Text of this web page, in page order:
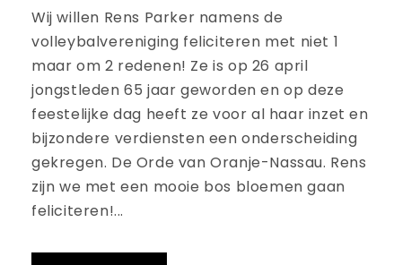
Wij willen Rens Parker namens de
volleybalvereniging feliciteren met niet 1
maar om 2 redenen! Ze is op 26 april
jongstleden 65 jaar geworden en op deze
feestelijke dag heeft ze voor al haar inzet en
bijzondere verdiensten een onderscheiding
gekregen. De Orde van Oranje-Nassau. Rens
zijn we met een mooie bos bloemen gaan
feliciteren!...